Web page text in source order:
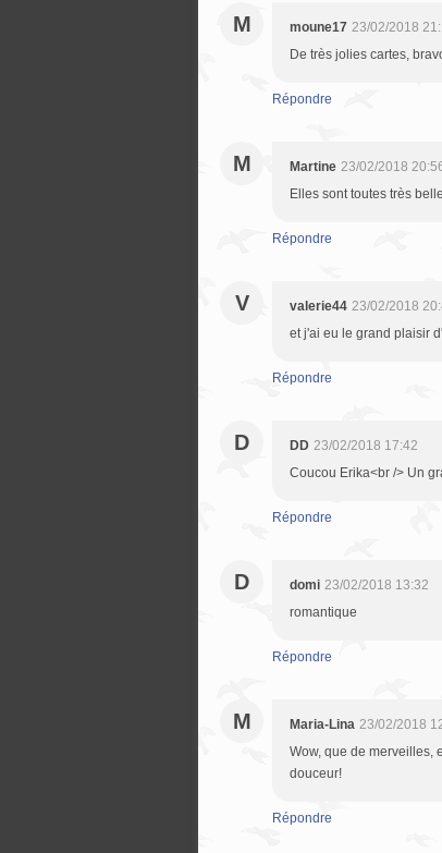
M moune17 23/02/2018
De très jolies cartes,
Répondre
M Martine 23/02/2018
Elles sont toutes très
Répondre
V valerie44 23/02/2018
et j'ai eu le grand plaisir
Répondre
D DD 23/02/2018 17:42
Coucou Erika<br /> Un
Répondre
D domi 23/02/2018 13:32
romantique
Répondre
M Maria-Lina 23/02/2018
Wow, que de merveilles,
douceur!
Répondre